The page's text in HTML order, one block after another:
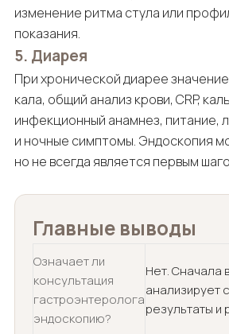
изменение ритма стула или
показания.
5. Диарея
При хронической диарее
кала, общий анализ крови, CRP,
инфекционный анамнез, питание,
и ночные симптомы. Эндоскопия
но не всегда является первым
Главные выводы
Означает ли
консультация
гастроэнтеролога
эндоскопию?
Нет. Сначала
анализирует
результаты и